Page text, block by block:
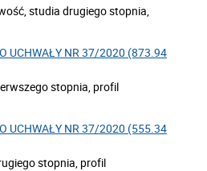
studia drugiego stopnia,
UCHWAŁY NR 37/2020 (873.94
stopnia, profil
UCHWAŁY NR 37/2020 (555.34
stopnia, profil